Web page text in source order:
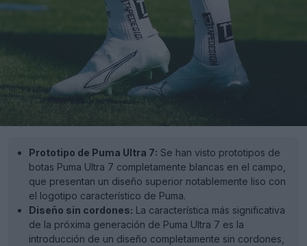
Prototipo de Puma Ultra 7: Se han visto prototipos de
botas Puma Ultra 7 completamente blancas en el campo,
que presentan un diseño superior notablemente liso con
el logotipo característico de Puma.
Diseño sin cordones: La característica más significativa
de la próxima generación de Puma Ultra 7 es la
introducción de un diseño completamente sin cordones,